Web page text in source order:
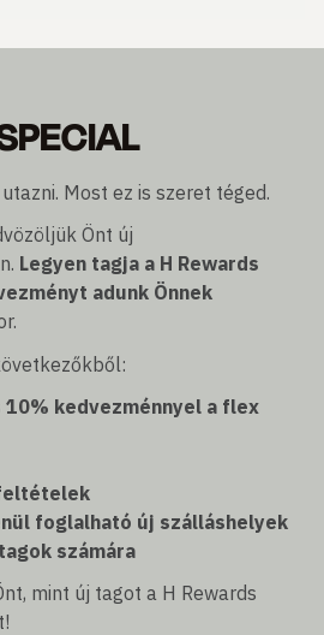
Most ez is szeret téged.
Önt új
Legyen tagja a H Rewards
adunk Önnek
kedvezménnyel a flex
foglalható új szálláshelyek
számára
mint új tagot a H Rewards